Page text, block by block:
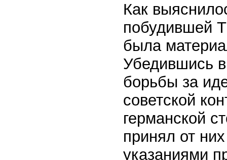
Как
побудившей
была
Убедившись
борьбы за
советской
германской
принял от
указаниями